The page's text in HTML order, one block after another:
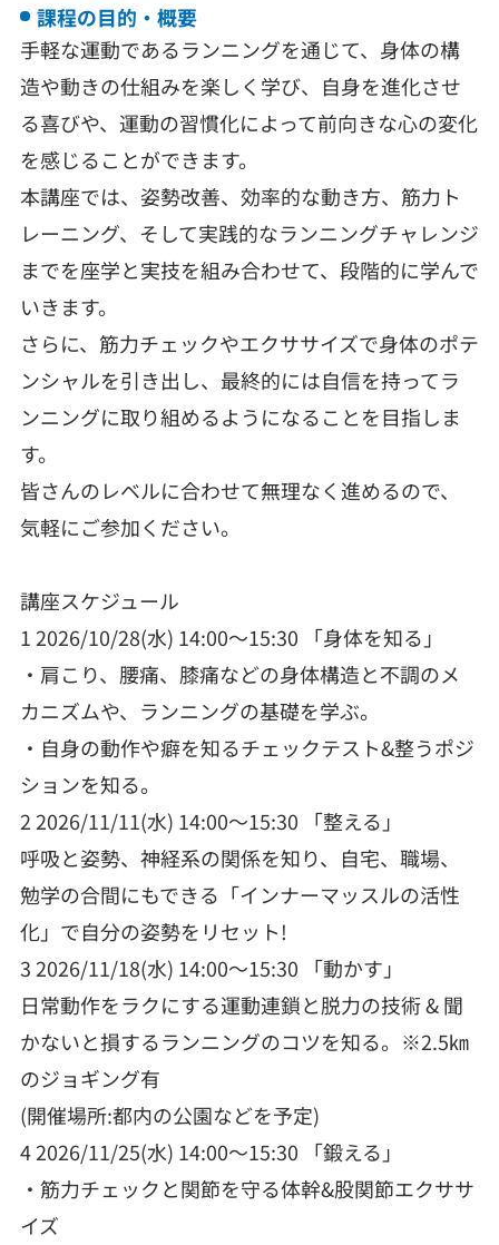
課程の目的・概要
手軽な運動であるランニングを通じて、身体の構
造や動きの仕組みを楽しく学び、自身を進化させ
る喜びや、運動の習慣化によって前向きな心の変化
を感じることができます。
本講座では、姿勢改善、効率的な動き方、筋力ト
レーニング、そして実践的なランニングチャレンジ
までを座学と実技を組み合わせて、段階的に学んで
いきます。
さらに、筋力チェックやエクササイズで身体のポテ
ンシャルを引き出し、最終的には自信を持ってラ
ンニングに取り組めるようになることを目指しま
す。
皆さんのレベルに合わせて無理なく進めるので、
気軽にご参加ください。
講座スケジュール
1 2026/10/28(水) 14:00～15:30 「身体を知る」
・肩こり、腰痛、膝痛などの身体構造と不調のメ
カニズムや、ランニングの基礎を学ぶ。
・自身の動作や癖を知るチェックテスト&整うポジ
ションを知る。
2 2026/11/11(水) 14:00～15:30 「整える」
呼吸と姿勢、神経系の関係を知り、自宅、職場、
勉学の合間にもできる「インナーマッスルの活性
化」で自分の姿勢をリセット!
3 2026/11/18(水) 14:00～15:30 「動かす」
日常動作をラクにする運動連鎖と脱力の技術 & 聞
かないと損するランニングのコツを知る。※2.5㎞
のジョギング有
(開催場所:都内の公園などを予定)
4 2026/11/25(水) 14:00～15:30 「鍛える」
・筋力チェックと関節を守る体幹&股関節エクササ
イズ